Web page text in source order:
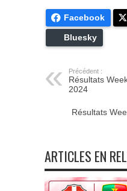
Facebook
Bluesky
Précédent :
Résultats
2024
Résultats
ARTICLES EN